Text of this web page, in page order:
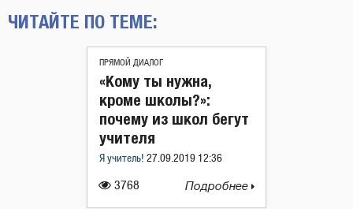
ЧИТАЙТЕ ПО ТЕМЕ:
ПРЯМОЙ ДИАЛОГ
3768
«Кому ты нужна,
кроме школы?»:
почему из школ бегут
учителя
Я учитель! 27.09.2019 12:36
Подробнее